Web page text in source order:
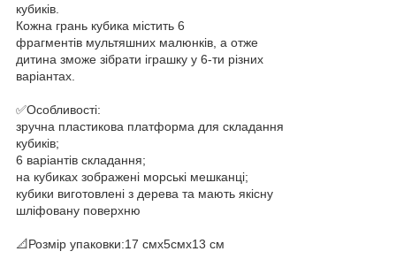
кубиків.
Кожна грань кубика містить 6
фрагментів мультяшних малюнків, а отже
дитина зможе зібрати іграшку у 6-ти різних
варіантах.
✅️Особливості:
зручна пластикова платформа для складання
кубиків;
6 варіантів складання;
на кубиках зображені морські мешканці;
кубики виготовлені з дерева та мають якісну
шліфовану поверхню
📐Розмір упаковки:17 смх5смх13 см